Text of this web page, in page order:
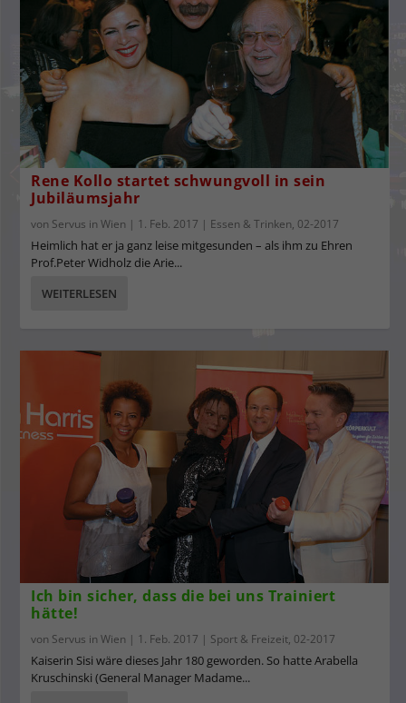
Rene Kollo startet schwungvoll in sein
Jubiläumsjahr
von Servus in Wien | 1. Feb. 2017 | Essen & Trinken, 02-2017
Heimlich hat er ja ganz leise mitgesunden – als ihm zu Ehren
Prof.Peter Widholz die Arie...
WEITERLESEN
Ich bin sicher, dass die bei uns Trainiert
hätte!
von Servus in Wien | 1. Feb. 2017 | Sport & Freizeit, 02-2017
Kaiserin Sisi wäre dieses Jahr 180 geworden. So hatte Arabella
Kruschinski (General Manager Madame...